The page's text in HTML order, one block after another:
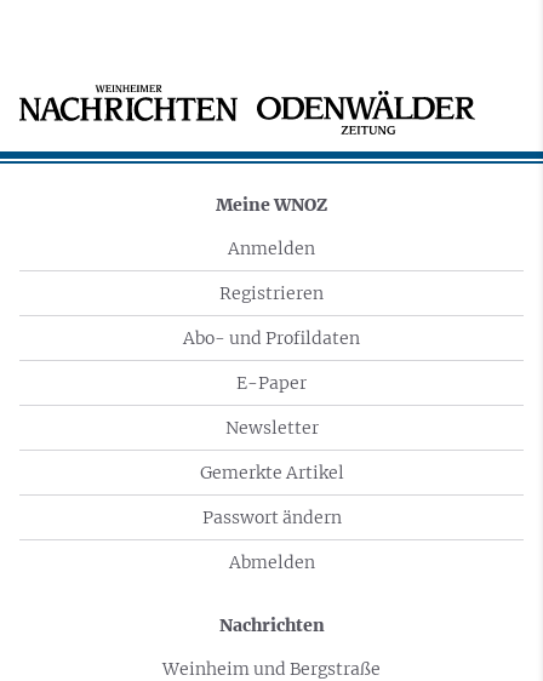
Meine WNOZ
Anmelden
Registrieren
Abo- und Profildaten
E-Paper
Newsletter
Gemerkte Artikel
Passwort ändern
Abmelden
Nachrichten
Weinheim und Bergstraße